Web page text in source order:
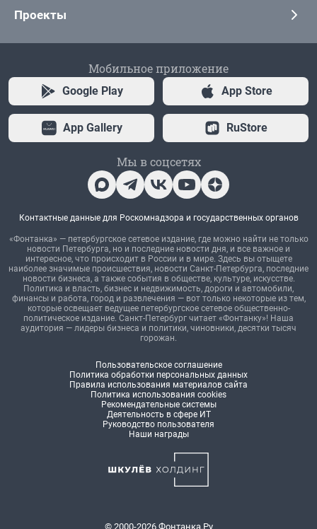
Проекты
Мобильное приложение
Google Play App Store
App Gallery RuStore
Мы в соцсетях
Контактные данные для Роскомнадзора и государственных органов
«Фонтанка» — петербургское сетевое издание, где можно найти не только
новости Петербурга, но и последние новости дня, и все важное и
интересное, что происходит в России и в мире. Здесь вы отыщете
наиболее значимые происшествия, новости Санкт-Петербурга, последние
новости бизнеса, а также события в обществе, культуре, искусстве.
Политика и власть, бизнес и недвижимость, дороги и автомобили,
финансы и работа, город и развлечения — вот только некоторые из тем,
которые освещает ведущее петербургское сетевое общественно-
политическое издание. Санкт-Петербург читает «Фонтанку»! Наша
аудитория — лидеры бизнеса и политики, чиновники, десятки тысяч
горожан.
Пользовательское соглашение
Политика обработки персональных данных
Правила использования материалов сайта
Политика использования cookies
Рекомендательные системы
Деятельность в сфере ИТ
Руководство пользователя
Наши награды
© 2000-2026 Фонтанка.Ру